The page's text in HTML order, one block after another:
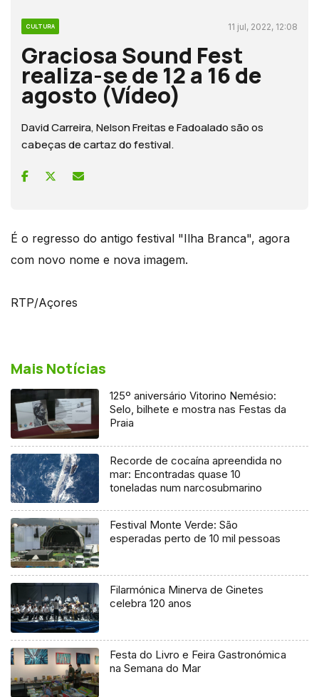
CULTURA 11 jul, 2022, 12:08
Graciosa Sound Fest
realiza-se de 12 a 16 de
agosto (Vídeo)
David Carreira, Nelson Freitas e Fadoalado são os
cabeças de cartaz do festival.
É o regresso do antigo festival "Ilha Branca", agora
com novo nome e nova imagem.
RTP/Açores
Mais Notícias
125º aniversário Vitorino Nemésio:
Selo, bilhete e mostra nas Festas da
Praia
Recorde de cocaína apreendida no
mar: Encontradas quase 10
toneladas num narcosubmarino
Festival Monte Verde: São
esperadas perto de 10 mil pessoas
Filarmónica Minerva de Ginetes
celebra 120 anos
Festa do Livro e Feira Gastronómica
na Semana do Mar